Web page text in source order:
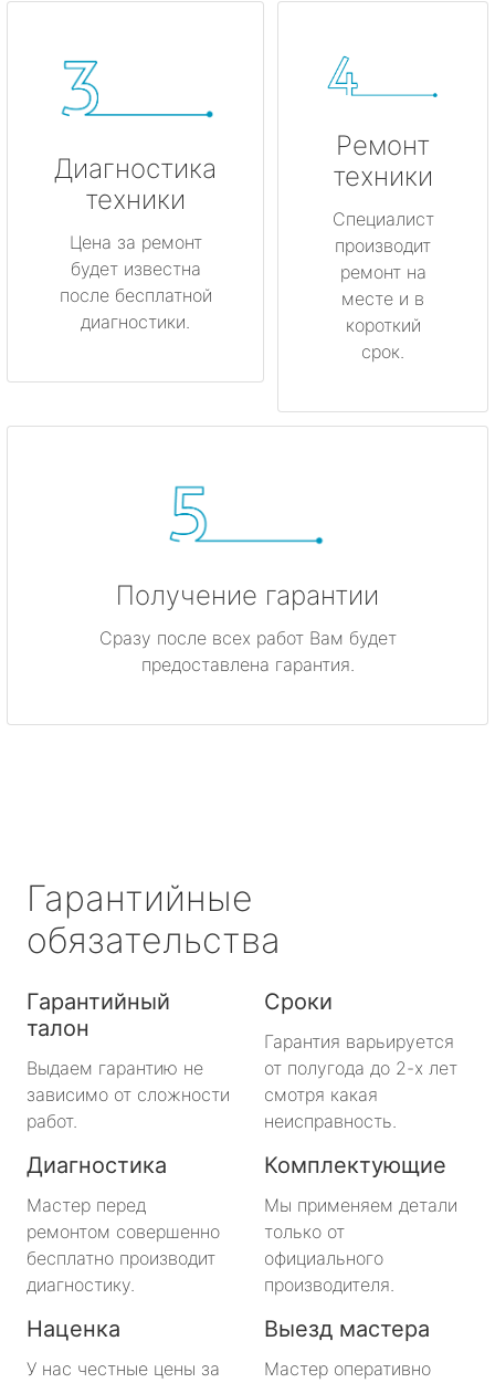
Диагностика
техники
Цена за ремонт
будет известна
после бесплатной
диагностики.
Ремонт
техники
Специалист
производит
ремонт на
месте и в
короткий
срок.
Получение гарантии
Сразу после всех работ Вам будет
предоставлена гарантия.
Гарантийные
обязательства
Гарантийный
талон
Выдаем гарантию не
зависимо от сложности
работ.
Сроки
Гарантия варьируется
от полугода до 2-х лет
смотря какая
неисправность.
Диагностика
Мастер перед
ремонтом совершенно
бесплатно производит
диагностику.
Комплектующие
Мы применяем детали
только от
официального
производителя.
Наценка
У нас честные цены за
Выезд мастера
Мастер оперативно